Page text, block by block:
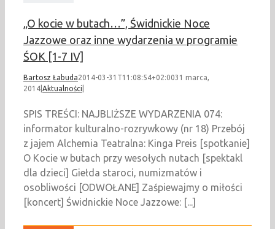
„O kocie w butach…”, Świdnickie Noce
Jazzowe oraz inne wydarzenia w programie
ŚOK [1-7 IV]
Bartosz Łabuda2014-03-31T11:08:54+02:0031 marca,
2014 Aktualności
SPIS TREŚCI: NAJBLIŻSZE WYDARZENIA 074:
informator kulturalno-rozrywkowy (nr 18) Przebój
z jajem Alchemia Teatralna: Kinga Preis [spotkanie]
O Kocie w butach przy wesołych nutach [spektakl
dla dzieci] Giełda staroci, numizmatów i
osobliwości [ODWOŁANE] Zaśpiewajmy o miłości
[koncert] Świdnickie Noce Jazzowe: [...]